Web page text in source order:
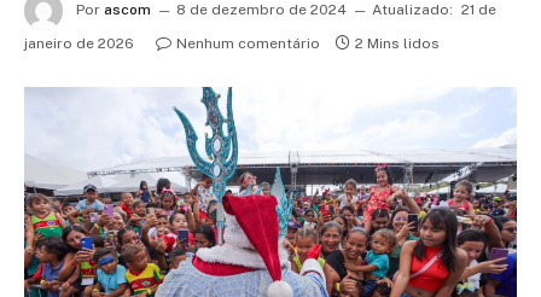
Por ascom 8 de dezembro de 2024 Atualizado: 21 de
janeiro de 2026
Nenhum comentário 2 Mins lidos